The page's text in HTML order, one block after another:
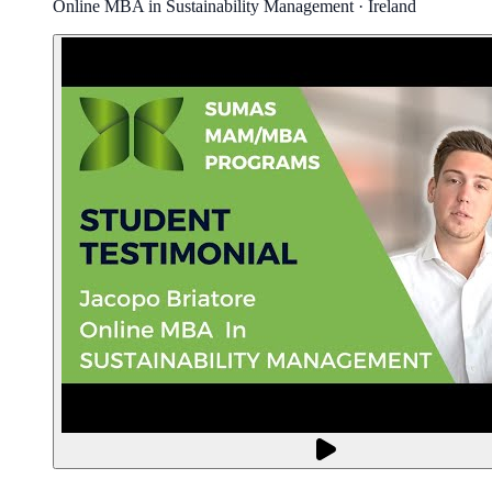
Online MBA in Sustainability Management · Ireland